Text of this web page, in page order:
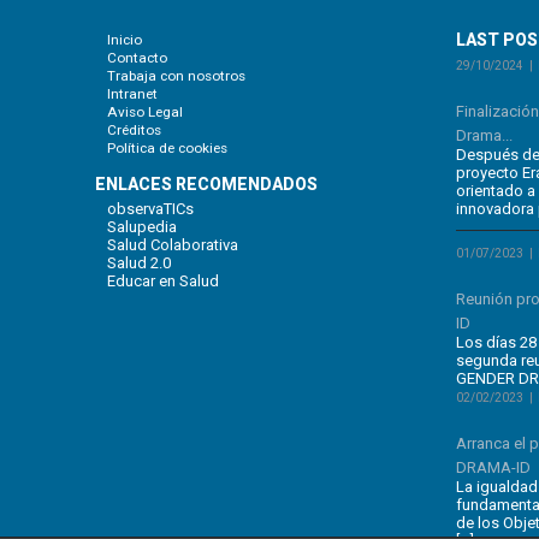
Inicio
Contacto
Trabaja con nosotros
Intranet
Aviso Legal
Créditos
Política de cookies
ENLACES RECOMENDADOS
observaTICs
Salupedia
Salud Colaborativa
Salud 2.0
Educar en Salud
LAST
29/10/2024
Drama...
Después
proyecto
orientado
innovadora
01/07/2023
Reunión
ID
Los días
segunda
GENDER
02/02/2023
Arranca el
DRAMA-ID
La
de los